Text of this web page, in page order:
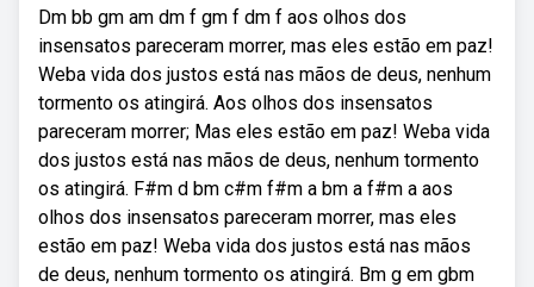
Dm bb gm am dm f gm f dm f aos olhos dos
insensatos pareceram morrer, mas eles estão em paz!
Weba vida dos justos está nas mãos de deus, nenhum
tormento os atingirá. Aos olhos dos insensatos
pareceram morrer; Mas eles estão em paz! Weba vida
dos justos está nas mãos de deus, nenhum tormento
os atingirá. F#m d bm c#m f#m a bm a f#m a aos
olhos dos insensatos pareceram morrer, mas eles
estão em paz! Weba vida dos justos está nas mãos
de deus, nenhum tormento os atingirá. Bm g em gbm